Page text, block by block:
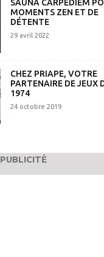
SAUNA CARPEDIEM
MOMENTS ZEN ET DE
DÉTENTE
29 avril 2022
CHEZ PRIAPE, VOTRE
PARTENAIRE DE JEUX
1974
24 octobre 2019
PUBLICITÉ